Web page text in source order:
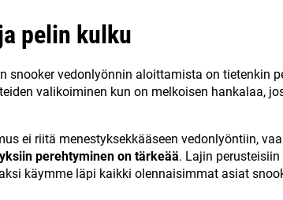
pelin kulku
snooker vedonlyönnin aloittamista on tietenkin
valikoiminen kun on melkoisen hankalaa,
ei riitä menestyksekkääseen vedonlyöntiin,
perehtyminen on tärkeää. Lajin
käymme läpi kaikki olennaisimmat asiat